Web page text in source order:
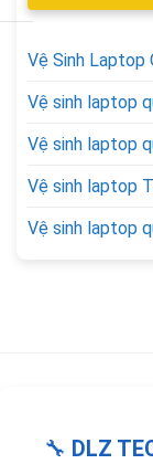
Vệ Sinh Laptop
Vệ sinh laptop
Vệ sinh laptop
Vệ sinh laptop
Vệ sinh laptop
🔧 DLZ